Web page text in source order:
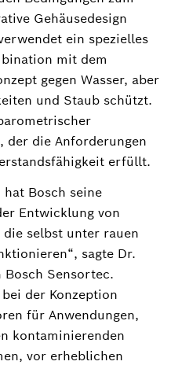
Gehäusedesign
ein spezielles
mit dem
gegen Wasser, aber
und Staub schützt.
der die Anforderungen
erfüllt.
hat Bosch seine
Entwicklung von
selbst unter rauen
sagte Dr.
Bosch Sensortec.
der Konzeption
für Anwendungen,
kontaminierenden
vor erheblichen